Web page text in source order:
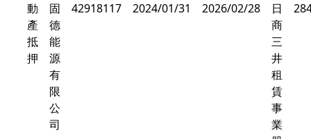
動
產
抵
押
固
德
能
源
有
限
公
司
42918117 2024/01/31 2026/02/28
日
商
三
井
租
賃
事
業